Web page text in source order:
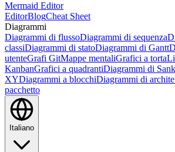
Mermaid Editor
EditorBlogCheat Sheet
Diagrammi
Diagrammi di flussoDiagrammi di sequenza
classiDiagrammi di statoDiagrammi di Gantt
utenteGrafi GitMappe mentaliGrafici a torta
KanbanGrafici a quadrantiDiagrammi di
XYDiagrammi a blocchiDiagrammi di
pacchetto
Italiano